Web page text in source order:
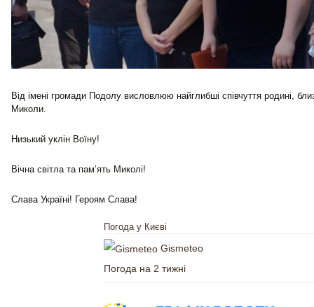
Від імені громади Подолу висловлюю найглибші співчуття родині,
Миколи.
Низький уклін Воїну!
Вічна світла та пам’ять Миколі!
Слава Україні! Героям Слава!
Погода у Києві
Gismeteo
Погода на 2 тижні